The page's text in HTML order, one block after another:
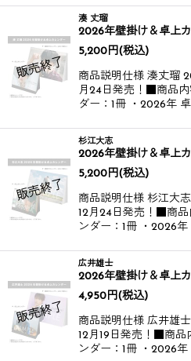
湊 丈瑠
2026年壁掛け＆卓上
5,200 円(税込)
商品説明仕様 湊丈瑠
月24日発売！​ ■商品
ダー：1冊 ・2026年
杉江大志
2026年壁掛け＆卓上
5,200 円(税込)
商品説明仕様 杉江大
12月24日発売！​ ■商
ンダー：1冊 ・2026
広井雄士
2026年壁掛け＆卓上
4,950 円(税込)
商品説明仕様 広井雄
12月19日発売！​ ■商
ンダー：1冊 ・2026